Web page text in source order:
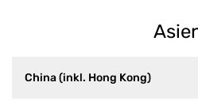
China (inkl. Hong Kong)